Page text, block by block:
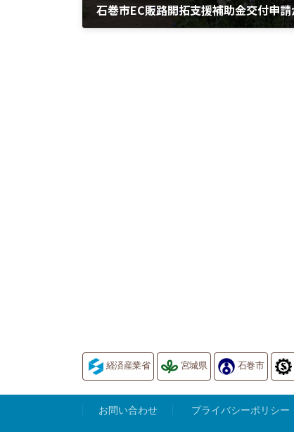
経済産業省 宮城県 石巻市
お問い合わせ プライバシーポリシー